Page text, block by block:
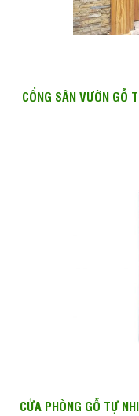
CỔNG SÂN VƯỜN GỖ
CỬA PHÒNG GỖ TỰ